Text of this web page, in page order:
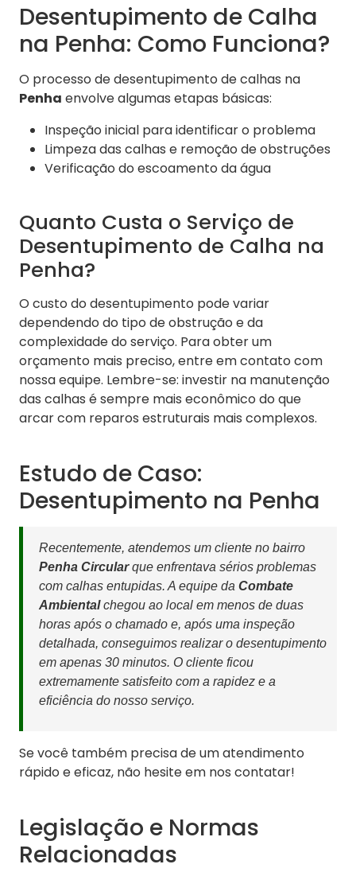
Desentupimento de Calha
na Penha: Como Funciona?
O processo de desentupimento de calhas na
Penha envolve algumas etapas básicas:
Inspeção inicial para identificar o problema
Limpeza das calhas e remoção de obstruções
Verificação do escoamento da água
Quanto Custa o Serviço de
Desentupimento de Calha na
Penha?
O custo do desentupimento pode variar
dependendo do tipo de obstrução e da
complexidade do serviço. Para obter um
orçamento mais preciso, entre em contato com
nossa equipe. Lembre-se: investir na manutenção
das calhas é sempre mais econômico do que
arcar com reparos estruturais mais complexos.
Estudo de Caso:
Desentupimento na Penha
Recentemente, atendemos um cliente no bairro
Penha Circularque enfrentava sérios problemas
com calhas entupidas. A equipe da Combate
Ambientalchegou ao local em menos de duas
horas após o chamado e, após uma inspeção
detalhada, conseguimos realizar o desentupimento
em apenas 30 minutos. O cliente ficou
extremamente satisfeito com a rapidez e a
eficiência do nosso serviço.
Se você também precisa de um atendimento
rápido e eficaz, não hesite em nos contatar!
Legislação e Normas
Relacionadas